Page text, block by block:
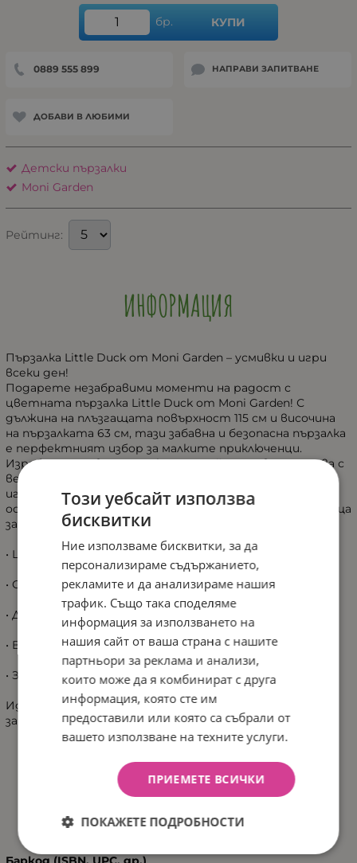
бр. КУПИ
0889 555 899 НАПРАВИ ЗАПИТВАНЕ
ДОБАВИ В ЛЮБИМИ
Детски пързалки
Moni Garden
Рейтинг:
ИНФОРМАЦИЯ
Пързалка Little Duck от Moni Garden – усмивки и игри
всеки ден!
Подарете незабравими моменти на радост с
цветната пързалка Little Duck от Moni Garden! С
дължина на плъзгащата повърхност 115 см и височина
на пързалката 63 см, тази забавна и безопасна пързалка
е перфектният избор за малките приключенци.
Изработена с внимание към детайла, тя впечатлява с
весел патешки дизайн, който приканва децата към
игра. Стабилната основа и допълнителната опора
осигуряват сигурност при всяко пързаляне. Подходяща
за деца с тегло до 25 кг.
• Цветен, забавен дизайн
• Стабилна конструкция и опора в основата
• Дължина: 115 см
• Височина: 63 см
• За деца до 25 кг
Идеална за ползване както у дома, така и в двора –
защото всяко дете заслужава своята пързалка!
ХАРАКТЕРИСТИКИ
Този уебсайт използва
бисквитки
Ние използваме бисквитки, за да
персонализираме съдържанието,
рекламите и да анализираме нашия
трафик. Също така споделяме
информация за използването на
нашия сайт от ваша страна с нашите
партньори за реклама и анализи,
които може да я комбинират с друга
информация, която сте им
предоставили или която са събрали от
вашето използване на техните услуги.
ПРИЕМЕТЕ ВСИЧКИ
ПОКАЖЕТЕ ПОДРОБНОСТИ